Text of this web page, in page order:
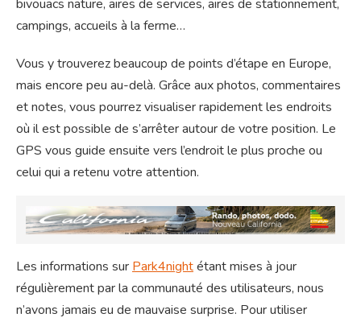
bivouacs nature, aires de services, aires de stationnement,
campings, accueils à la ferme…
Vous y trouverez beaucoup de points d’étape en Europe,
mais encore peu au-delà. Grâce aux photos, commentaires
et notes, vous pourrez visualiser rapidement les endroits
où il est possible de s’arrêter autour de votre position. Le
GPS vous guide ensuite vers l’endroit le plus proche ou
celui qui a retenu votre attention.
Les informations surPark4nightétant mises à jour
régulièrement par la communauté des utilisateurs, nous
n’avons jamais eu de mauvaise surprise. Pour utiliser